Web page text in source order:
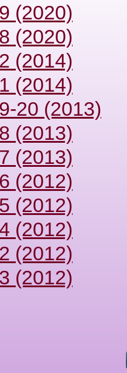
(2020)
(2020)
(2014)
(2014)
20 (2013)
(2013)
(2013)
(2012)
(2012)
(2012)
(2012)
(2012)